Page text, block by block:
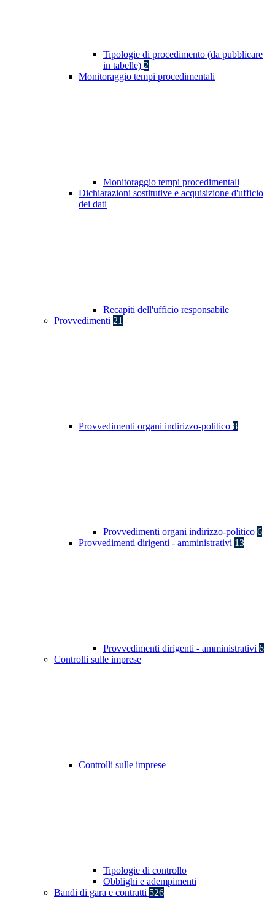
Tipologie di procedimento (da pubblicare
in tabelle) 2
Monitoraggio tempi procedimentali
Monitoraggio tempi procedimentali
Dichiarazioni sostitutive e acquisizione d'ufficio
dei dati
Recapiti dell'ufficio responsabile
Provvedimenti 21
Provvedimenti organi indirizzo-politico 8
Provvedimenti organi indirizzo-politico 6
Provvedimenti dirigenti - amministrativi 13
Provvedimenti dirigenti - amministrativi 6
Controlli sulle imprese
Controlli sulle imprese
Tipologie di controllo
Obblighi e adempimenti
Bandi di gara e contratti 526